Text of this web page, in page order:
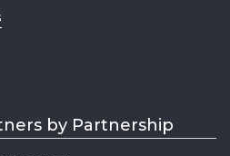
by Partnership